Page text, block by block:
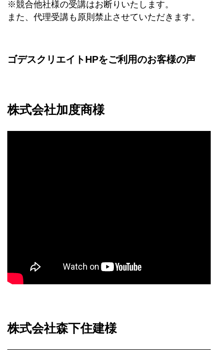
※競合他社様の受講はお断りいたします。
また、代理受講も原則禁止させていただきます。
ゴデスクリエイトHPをご利用のお客様の声
株式会社加度商様
株式会社森下住建様